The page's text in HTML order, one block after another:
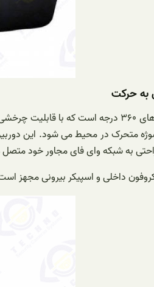
به حرکت
دوربین مداربسته فاقد سیم اتوترک یکی
به شبکه وای فای مجاور خود